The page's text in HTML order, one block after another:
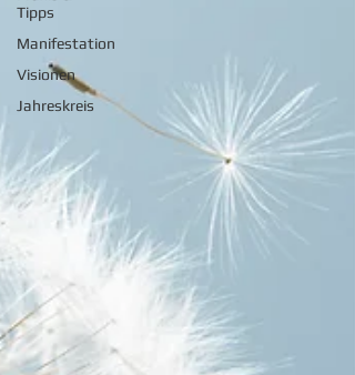
Tipps
Manifestation
Visionen
Jahreskreis